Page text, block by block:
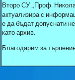
Второ СУ „Проф.
актуализира с
е да бъдат допуснати
като архив.
Благодарим за